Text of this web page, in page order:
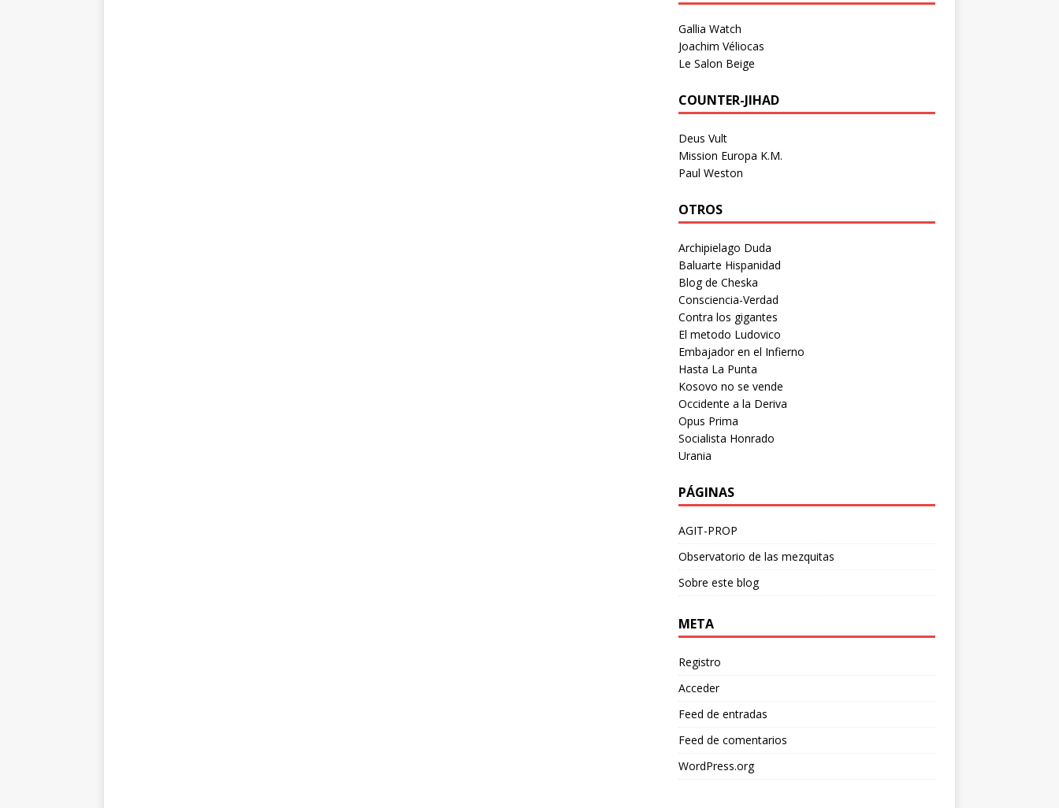
Gallia Watch
Joachim Véliocas
Le Salon Beige
COUNTER-JIHAD
Deus Vult
Mission Europa K.M.
Paul Weston
OTROS
Archipielago Duda
Baluarte Hispanidad
Blog de Cheska
Consciencia-Verdad
Contra los gigantes
El metodo Ludovico
Embajador en el Infierno
Hasta La Punta
Kosovo no se vende
Occidente a la Deriva
Opus Prima
Socialista Honrado
Urania
PÁGINAS
AGIT-PROP
Observatorio de las mezquitas
Sobre este blog
META
Registro
Acceder
Feed de entradas
Feed de comentarios
WordPress.org